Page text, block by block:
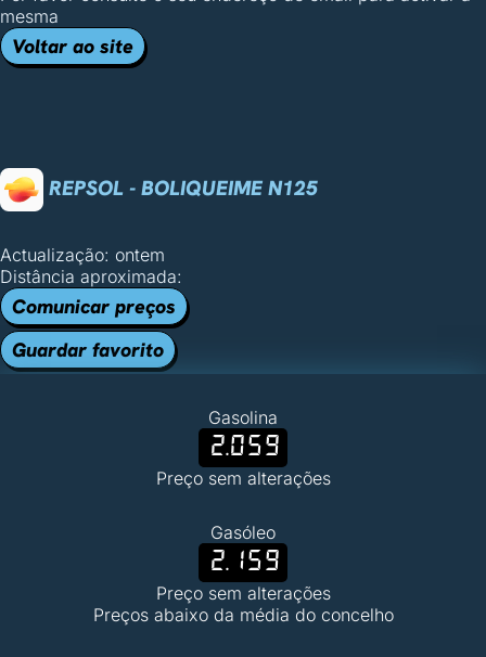
mesma
Voltar ao site
REPSOL - BOLIQUEIME N125
Actualização: ontem
Distância aproximada:
Comunicar preços
Guardar favorito
Gasolina
2.059
Preço sem alterações
Gasóleo
2.159
Preço sem alterações
Preços abaixo da média do concelho